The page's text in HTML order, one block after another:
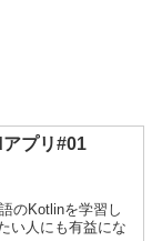
プリ#01
のKotlinを学習し
い人にも有益にな